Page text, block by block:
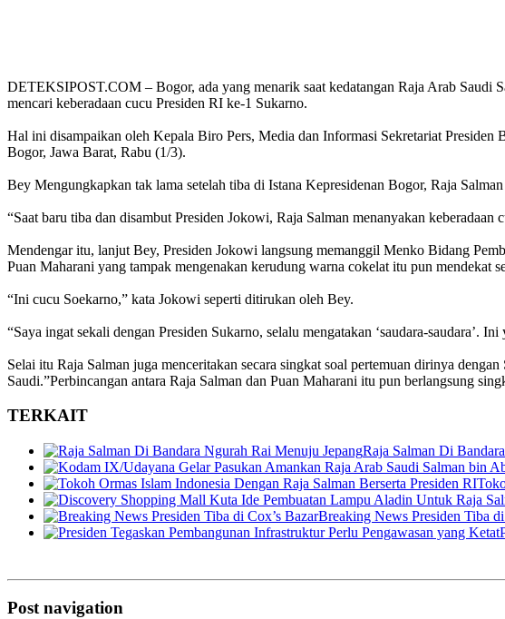
DETEKSIPOST.COM – Bogor, ada yang menarik saat kedatangan Raja Arab Saudi
mencari keberadaan cucu Presiden RI ke-1 Sukarno.
Hal ini disampaikan oleh Kepala Biro Pers, Media dan Informasi Sekretariat
Bogor, Jawa Barat, Rabu (1/3).
Bey Mengungkapkan tak lama setelah tiba di Istana Kepresidenan Bogor, Raja
“Saat baru tiba dan disambut Presiden Jokowi, Raja Salman menanyakan
Mendengar itu, lanjut Bey, Presiden Jokowi langsung memanggil Menko Bidang
Puan Maharani yang tampak mengenakan kerudung warna cokelat itu pun mendekat
“Ini cucu Soekarno,” kata Jokowi seperti ditirukan oleh Bey.
“Saya ingat sekali dengan Presiden Sukarno, selalu mengatakan ‘saudara-saudara’.
Selai itu Raja Salman juga menceritakan secara singkat soal pertemuan dirinya
Saudi.”Perbincangan antara Raja Salman dan Puan Maharani itu pun berlangsung
TERKAIT
Raja Salman Di
Breaking News Presiden Tiba
Post navigation